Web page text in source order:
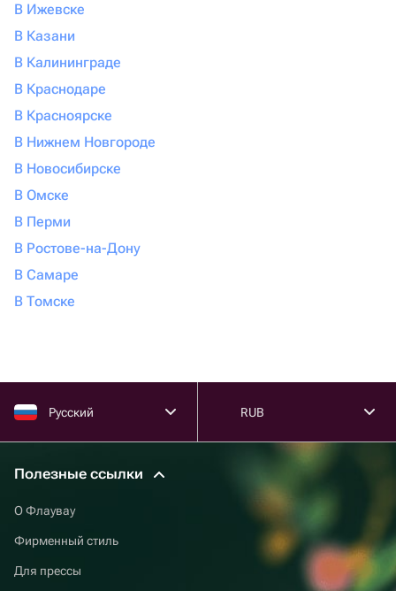
В Ижевске
В Казани
В Калининграде
В Краснодаре
В Красноярске
В Нижнем Новгороде
В Новосибирске
В Омске
В Перми
В Ростове-на-Дону
В Самаре
В Томске
Русский RUB
Полезные ссылки
О Флаувау
Фирменный стиль
Для прессы